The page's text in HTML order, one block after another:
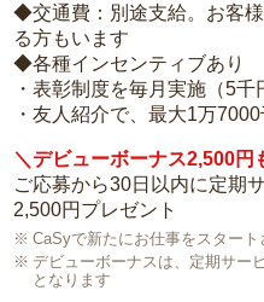
◆交通費：別途支給。お客
る方もいます
◆各種インセンティブあり
・表彰制度を毎月実施（5千
・友人紹介で、最大1万
＼デビューボーナス2,500円
ご応募から30日以内に定期
2,500円プレゼント
CaSyで新たにお仕事をスター
デビューボーナスは、定期サー
となります